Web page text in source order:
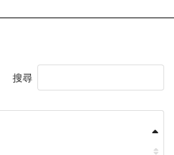
搜尋